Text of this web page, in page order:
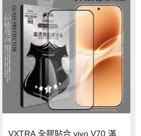
VXTRA 全膠貼合 vivo V70 滿